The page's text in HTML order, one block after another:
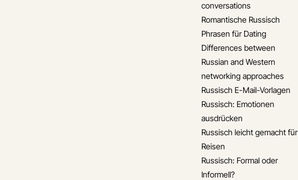
conversations
Romantische Russisch
Phrasen für Dating
Differences between
Russian and Western
networking approaches
Russisch E-Mail-Vorlagen
Russisch: Emotionen
ausdrücken
Russisch leicht gemacht für
Reisen
Russisch: Formal oder
Informell?